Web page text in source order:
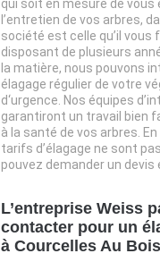
qui soit en mesure de vous
l’entretien de vos arbres,
société est celle qu’il vous
disposant de plusieurs
la matière, nous pouvons
élagage régulier de votre
d‘urgence. Nos équipes
garantiront un travail bien
à la santé de vos arbres.
tarifs d’élagage ne sont
pouvez demander un devis
L’entreprise Weiss
contacter pour un
à Courcelles Au Bois